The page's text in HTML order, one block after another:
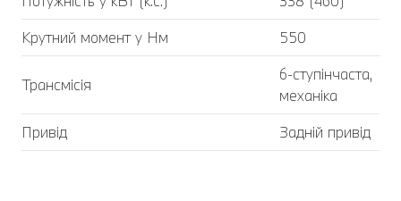
Крутний момент у Нм
550
Трансмісія
6-ступінчаста,
механіка
Привід
Задній привід